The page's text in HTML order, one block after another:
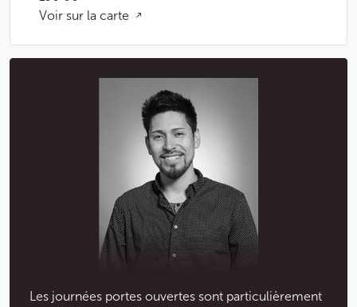
Voir sur la carte
Les journées portes ouvertes sont particulièrement